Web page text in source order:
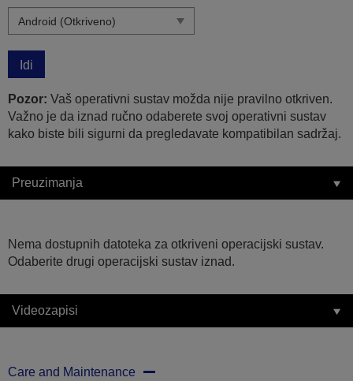
Idi
Pozor: Vaš operativni sustav možda nije pravilno otkriven.
Važno je da iznad ručno odaberete svoj operativni sustav
kako biste bili sigurni da pregledavate kompatibilan sadržaj.
Preuzimanja
Nema dostupnih datoteka za otkriveni operacijski sustav.
Odaberite drugi operacijski sustav iznad.
Videozapisi
Care and Maintenance